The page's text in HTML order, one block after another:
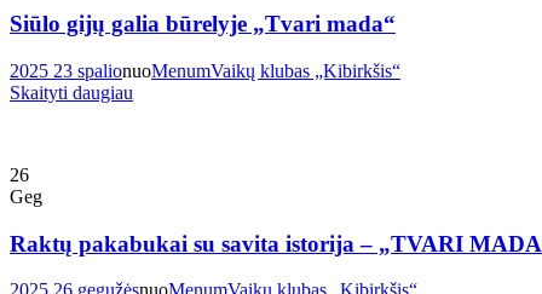
Siūlo gijų galia būrelyje „Tvari mada“
2025 23 spalionuoMenumVaikų klubas „Kibirkšis“
Skaityti daugiau
26
Geg
Raktų pakabukai su savita istorija – „TVARI